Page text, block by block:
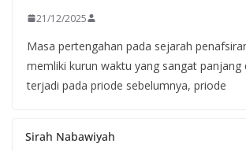
21/12/2025
Masa pertengahan pada sejarah
memliki kurun waktu yang sangat panjang
terjadi pada priode sebelumnya, priode
Sirah Nabawiyah